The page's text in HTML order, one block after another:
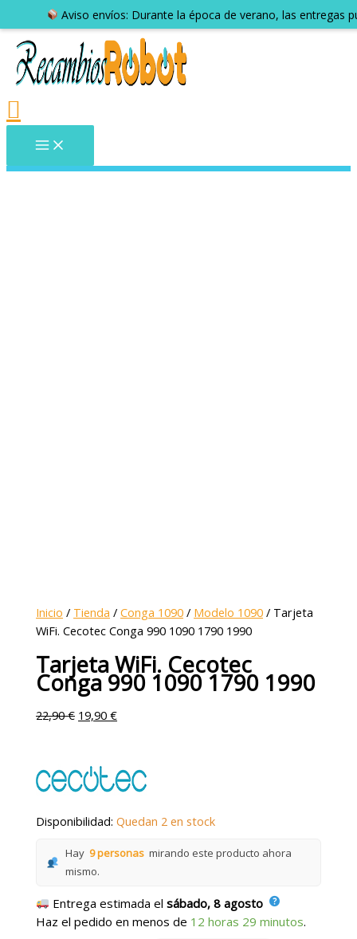
Aviso envíos: Durante la época de verano, las entregas
Inicio / Tienda /Conga 1090 / Modelo 1090 / Tarjeta
WiFi. Cecotec Conga 990 1090 1790 1990
Tarjeta WiFi. Cecotec
Conga 990 1090 1790 1990
22,90€ 19,90€
Disponibilidad: Quedan 2 en stock
Hay 9 personas mirando este producto ahora
mismo.
Entrega estimada elsábado, 8 agosto
Haz el pedido en menos de 12 horas 29 minutos.